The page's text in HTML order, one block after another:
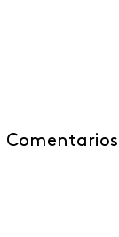
Comentarios